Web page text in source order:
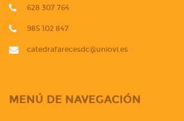
628 307 764
985 102 847
catedrafarecesdc@uniovi.es
MENÚ DE NAVEGACIÓN